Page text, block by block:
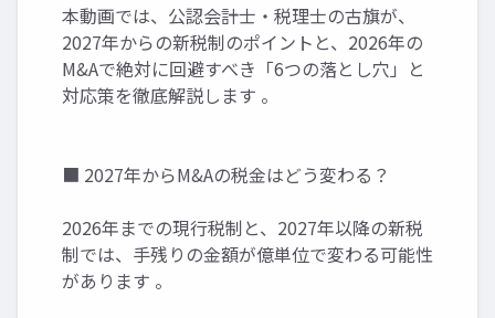
本動画では、公認会計士・税理士の古旗が、
2027年からの新税制のポイントと、2026年の
M&Aで絶対に回避すべき「6つの落とし穴」と
対応策を徹底解説します 。
■ 2027年からM&Aの税金はどう変わる？
2026年までの現行税制と、2027年以降の新税
制では、手残りの金額が億単位で変わる可能性
があります 。